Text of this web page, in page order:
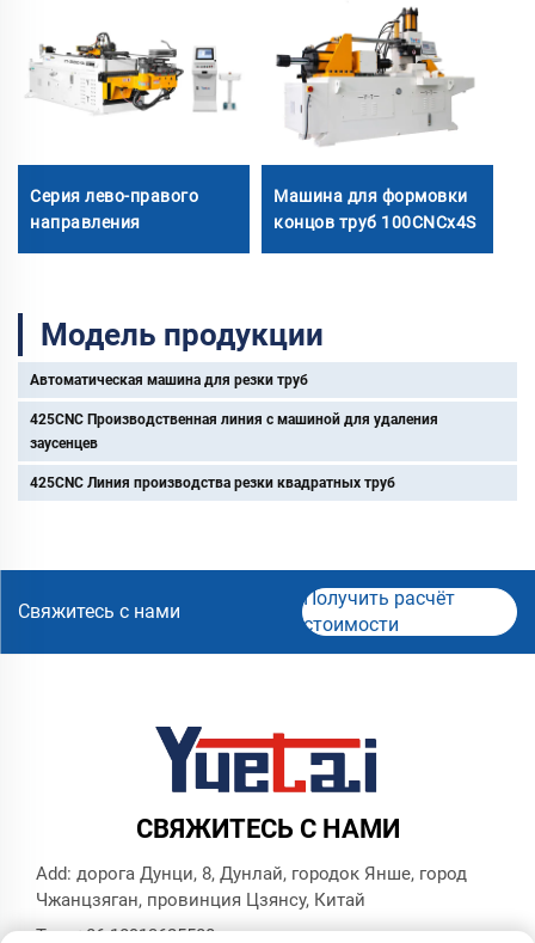
Серия лево-правого
направления
Машина для формовки
концов труб 100CNCx4S
Модель продукции
Автоматическая машина для резки труб
425CNC Производственная линия с машиной для удаления
заусенцев
425CNC Линия производства резки квадратных труб
Свяжитесь с нами
Получить расчёт
стоимости
СВЯЖИТЕСЬ С НАМИ
Add: дорога Дунци, 8, Дунлай, городок Янше, город
Чжанцзяган, провинция Цзянсу, Китай
Тел.:+86 18913625580